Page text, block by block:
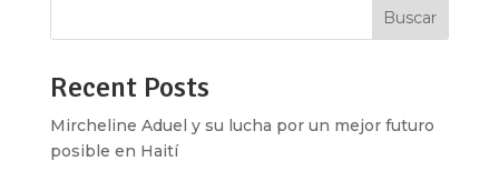
Buscar
Recent Posts
Mircheline Aduel y su lucha por un mejor futuro
posible en Haití